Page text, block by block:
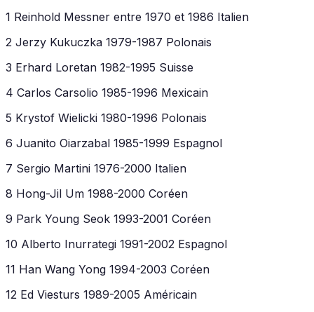
1 Reinhold Messner entre 1970 et 1986 Italien
2 Jerzy Kukuczka 1979-1987 Polonais
3 Erhard Loretan 1982-1995 Suisse
4 Carlos Carsolio 1985-1996 Mexicain
5 Krystof Wielicki 1980-1996 Polonais
6 Juanito Oiarzabal 1985-1999 Espagnol
7 Sergio Martini 1976-2000 Italien
8 Hong-Jil Um 1988-2000 Coréen
9 Park Young Seok 1993-2001 Coréen
10 Alberto Inurrategi 1991-2002 Espagnol
11 Han Wang Yong 1994-2003 Coréen
12 Ed Viesturs 1989-2005 Américain